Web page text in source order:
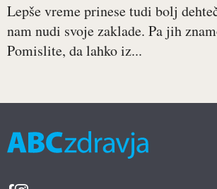
Lepše vreme prinese tudi bolj
nam nudi svoje zaklade. Pa jih
Pomislite, da lahko iz...